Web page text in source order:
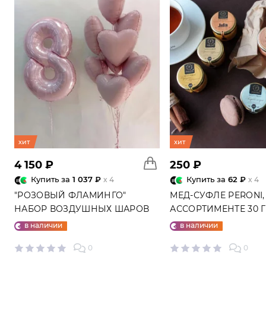
хит
4 150 ₽
Купить за 1 037 ₽ x 4
"РОЗОВЫЙ ФЛАМИНГО"
НАБОР ВОЗДУШНЫХ ШАРОВ
№25в наличии
0
хит
250 ₽
Купить за 62 ₽ x 4
МЕД-СУФЛЕ
АССОРТИМЕНТЕ 30
в наличии
0